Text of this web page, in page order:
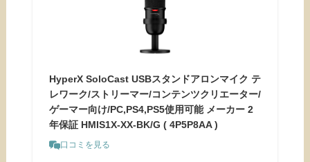
HyperX SoloCast USBスタンドアロンマイク テ
レワーク/ストリーマー/コンテンツクリエーター/
ゲーマー向け/PC,PS4,PS5使用可能 メーカー 2
年保証 HMIS1X-XX-BK/G ( 4P5P8AA )
口コミを見る